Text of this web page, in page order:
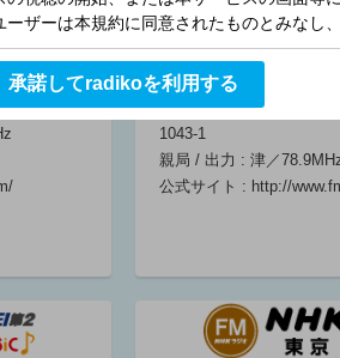
CBCラジオ ＃プ
ラス！
光山雄一朗 三
06:30 ～ 09:00
CBCラジオ ＃
ラス！
西村俊仁 石坂
FM
三重エフエム放送
コールサイン : JONU-FM
開局日 : 1985年6月1日
演奏所 : 三重県津市観音寺
1043-1
親局 / 出力 : 津／
公式サイト : http://
承諾してradikoを利用する